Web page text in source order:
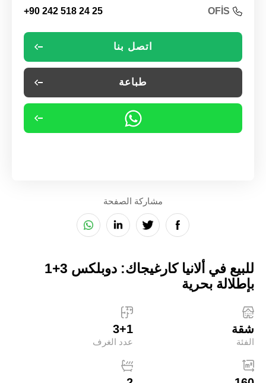
OFİS
+90 242 518 24 25
اتصل بنا
طباعة
مشاركة الصفحة
للبيع في ألانيا كارغيجاك: دوبلكس 3+1
بإطلالة بحرية
شقة
الفئة
3+1
عدد الغرف